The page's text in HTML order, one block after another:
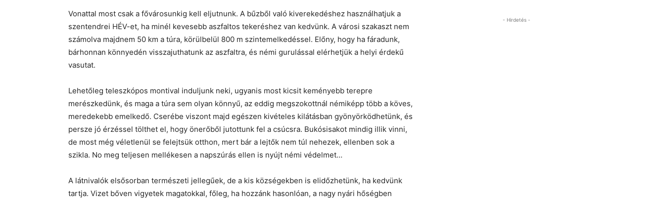
Vonattal most csak a fővárosunkig kell eljutnunk. A bűzből való kiverekedéshez használhatjuk a
szentendrei HÉV-et, ha minél kevesebb aszfaltos tekeréshez van kedvünk. A városi szakaszt nem
számolva majdnem 50 km a túra, körülbelül 800 m szintemelkedéssel. Előny, hogy ha fáradunk,
bárhonnan könnyedén visszajuthatunk az aszfaltra, és némi gurulással elérhetjük a helyi érdekű
vasutat.
Lehetőleg teleszkópos montival induljunk neki, ugyanis most kicsit keményebb terepre
merészkedünk, és maga a túra sem olyan könnyű, az eddig megszokottnál némiképp több a köves,
meredekebb emelkedő. Cserébe viszont majd egészen kivételes kilátásban gyönyörködhetünk, és
persze jó érzéssel tölthet el, hogy önerőből jutottunk fel a csúcsra. Bukósisakot mindig illik vinni,
de most még véletlenül se felejtsük otthon, mert bár a lejtők nem túl nehezek, ellenben sok a
szikla. No meg teljesen mellékesen a napszúrás ellen is nyújt némi védelmet…
A látnivalók elsősorban természeti jellegűek, de a kis községekben is elidőzhetünk, ha kedvünk
tartja. Vizet bőven vigyetek magatokkal, főleg, ha hozzánk hasonlóan, a nagy nyári hőségben
- Hirdetés -